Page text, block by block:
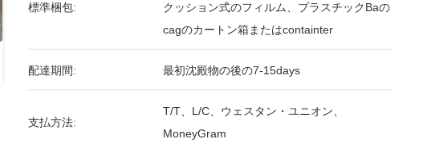
標準梱包:
クッション式のフィルム、プラスチックBaの
cagのカートン箱またはcontainter
配達期間: 最初沈殿物の後の7-15days
支払方法:
T/T、L/C、ウェスタン・ユニオン、
MoneyGram